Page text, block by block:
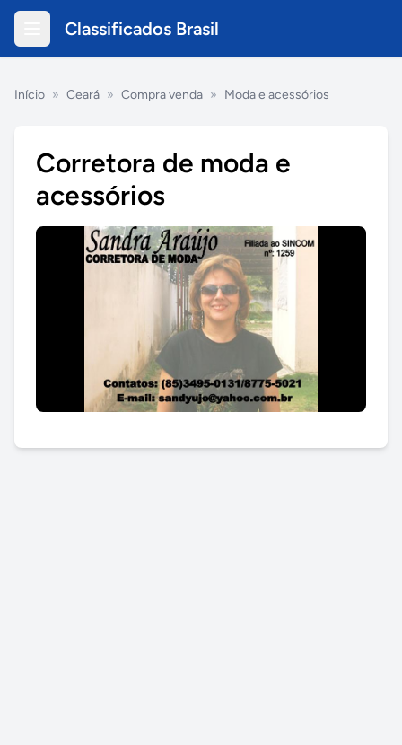
Classificados Brasil
Início » Ceará » Compra venda » Moda e acessórios
Corretora de moda e
acessórios